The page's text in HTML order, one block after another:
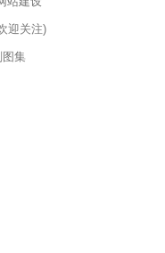
迎关注)
集